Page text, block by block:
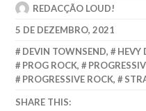
REDACÇÃO LOUD!
5 DE DEZEMBRO, 2021
DEVIN TOWNSEND, HEVY
PROG ROCK,
PROGRESSIVE ROCK,
SHARE THIS: